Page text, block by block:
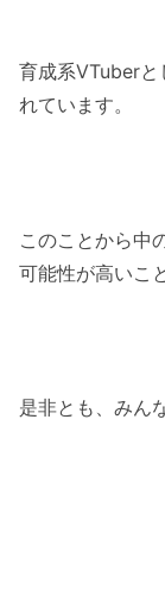
育成系VTuberと
れています。
このことから中
可能性が高いこ
是非とも、みん